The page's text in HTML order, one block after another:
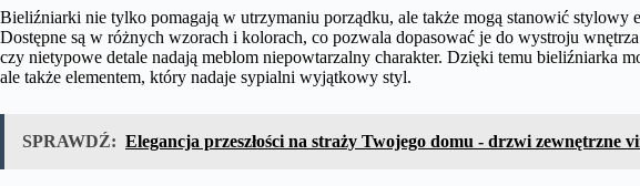
Bieliźniarki nie tylko pomagają w utrzymaniu porządku, ale także mogą stanowić stylowy
Dostępne są w różnych wzorach i kolorach, co pozwala dopasować je do wystroju
czy nietypowe detale nadają meblom niepowtarzalny charakter. Dzięki temu bieliźniarka
ale także elementem, który nadaje sypialni wyjątkowy styl.
SPRAWDŹ: Elegancja przeszłości na straży Twojego domu - drzwi zewnętrzne